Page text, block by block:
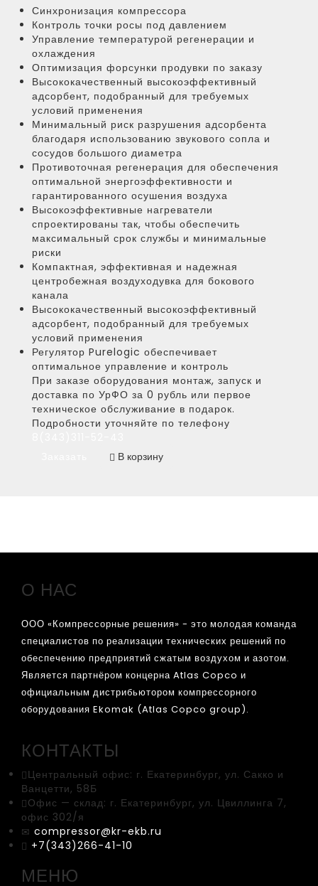
Синхронизация компрессора
Контроль точки росы под давлением
Управление температурой регенерации и
охлаждения
Оптимизация форсунки продувки по заказу
Высококачественный высокоэффективный
адсорбент, подобранный для требуемых
условий применения
Минимальный риск разрушения адсорбента
благодаря использованию звукового сопла и
сосудов большого диаметра
Противоточная регенерация для обеспечения
оптимальной энергоэффективности и
гарантированного осушения воздуха
Высокоэффективные нагреватели
спроектированы так, чтобы обеспечить
максимальный срок службы и минимальные
риски
Компактная, эффективная и надежная
центробежная воздуходувка для бокового
канала
Высококачественный высокоэффективный
адсорбент, подобранный для требуемых
условий применения
Регулятор Purelogic обеспечивает
оптимальное управление и контроль
При заказе оборудования монтаж, запуск и
доставка по УрФО за 0 рубль или первое
техническое обслуживание в подарок.
Подробности уточняйте по телефону
В корзину
О НАС
ООО «Компрессорные решения» - это молодая команда
специалистов по реализации технических решений по
обеспечению предприятий сжатым воздухом и азотом.
Является партнёром концерна Atlas Copco и
официальным дистрибьютором компрессорного
оборудования Ekomak (Atlas Copco group).
КОНТАКТЫ
Центральный офис: г. Екатеринбург, ул. Сакко и
Ванцетти, 58Б
Офис — склад: г. Екатеринбург, ул. Цвиллинга 7,
офис 302/я
compressor@kr-ekb.ru
+7(343)266-41-10
МЕНЮ